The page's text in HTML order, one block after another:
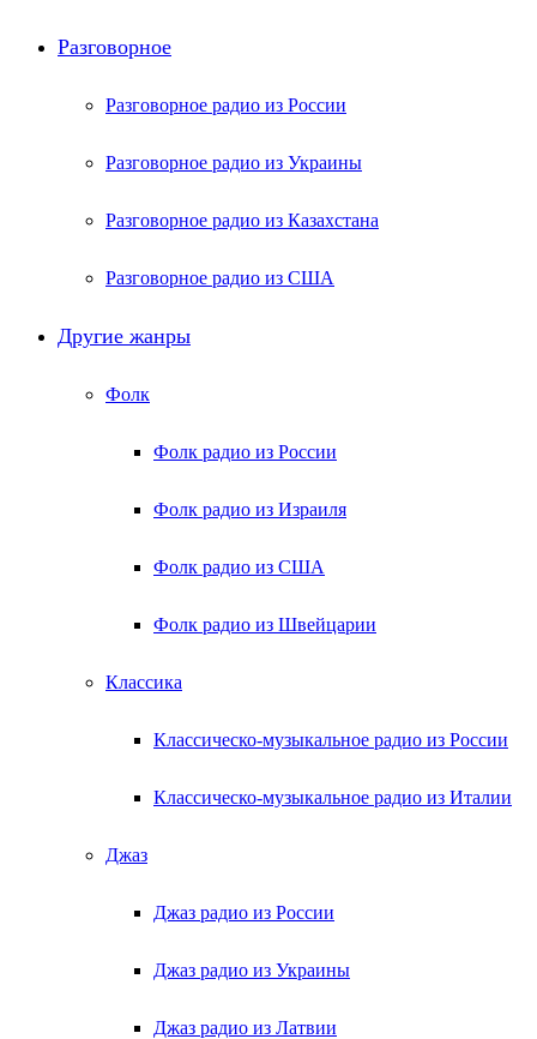
Разговорное
Разговорное радио из России
Разговорное радио из Украины
Разговорное радио из Казахстана
Разговорное радио из США
Другие жанры
Фолк
Фолк радио из России
Фолк радио из Израиля
Фолк радио из США
Фолк радио из Швейцарии
Классика
Классическо-музыкальное радио из России
Классическо-музыкальное радио из Италии
Джаз
Джаз радио из России
Джаз радио из Украины
Джаз радио из Латвии